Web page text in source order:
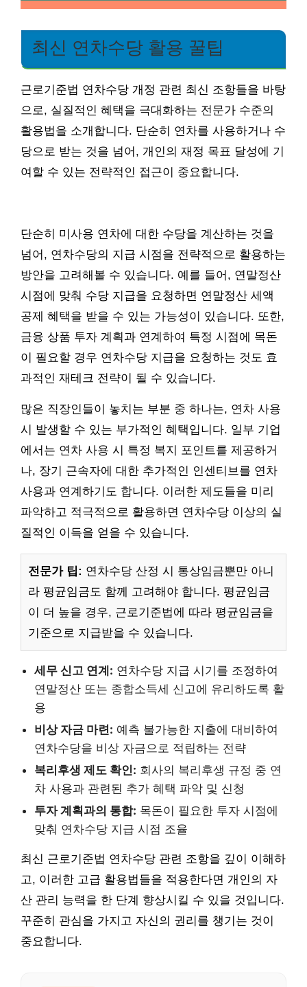
최신 연차수당 활용 꿀팁
근로기준법 연차수당 개정 관련 최신 조항들을 바탕
으로, 실질적인 혜택을 극대화하는 전문가 수준의
활용법을 소개합니다. 단순히 연차를 사용하거나 수
당으로 받는 것을 넘어, 개인의 재정 목표 달성에 기
여할 수 있는 전략적인 접근이 중요합니다.
단순히 미사용 연차에 대한 수당을 계산하는 것을
넘어, 연차수당의 지급 시점을 전략적으로 활용하는
방안을 고려해볼 수 있습니다. 예를 들어, 연말정산
시점에 맞춰 수당 지급을 요청하면 연말정산 세액
공제 혜택을 받을 수 있는 가능성이 있습니다. 또한,
금융 상품 투자 계획과 연계하여 특정 시점에 목돈
이 필요할 경우 연차수당 지급을 요청하는 것도 효
과적인 재테크 전략이 될 수 있습니다.
많은 직장인들이 놓치는 부분 중 하나는, 연차 사용
시 발생할 수 있는 부가적인 혜택입니다. 일부 기업
에서는 연차 사용 시 특정 복지 포인트를 제공하거
나, 장기 근속자에 대한 추가적인 인센티브를 연차
사용과 연계하기도 합니다. 이러한 제도들을 미리
파악하고 적극적으로 활용하면 연차수당 이상의 실
질적인 이득을 얻을 수 있습니다.
전문가 팁: 연차수당 산정 시 통상임금뿐만 아니
라 평균임금도 함께 고려해야 합니다. 평균임금
이 더 높을 경우, 근로기준법에 따라 평균임금을
기준으로 지급받을 수 있습니다.
세무 신고 연계: 연차수당 지급 시기를 조정하여
연말정산 또는 종합소득세 신고에 유리하도록 활
용
비상 자금 마련: 예측 불가능한 지출에 대비하여
연차수당을 비상 자금으로 적립하는 전략
복리후생 제도 확인: 회사의 복리후생 규정 중 연
차 사용과 관련된 추가 혜택 파악 및 신청
투자 계획과의 통합: 목돈이 필요한 투자 시점에
맞춰 연차수당 지급 시점 조율
최신 근로기준법 연차수당 관련 조항을 깊이 이해하
고, 이러한 고급 활용법들을 적용한다면 개인의 자
산 관리 능력을 한 단계 향상시킬 수 있을 것입니다.
꾸준히 관심을 가지고 자신의 권리를 챙기는 것이
중요합니다.